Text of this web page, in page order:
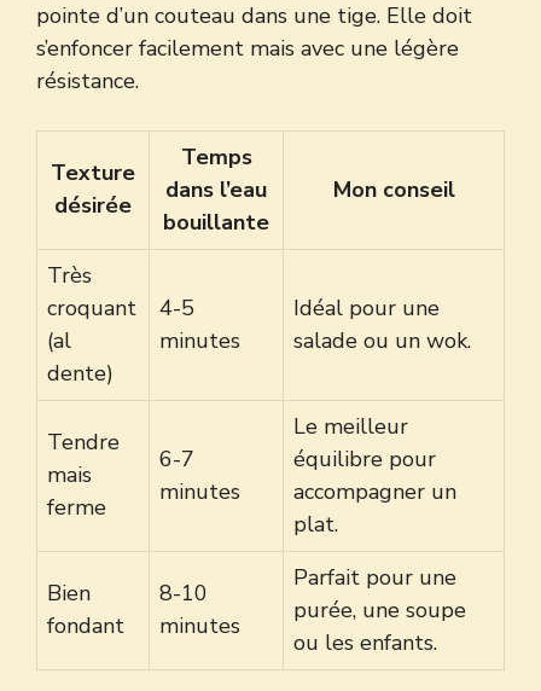
pointe d’un couteau dans une tige. Elle doit
s’enfoncer facilement mais avec une légère
résistance.
Texture
désirée
Temps
dans l’eau
bouillante
Mon conseil
Très
croquant
(al
dente)
4-5
minutes
Idéal pour une
salade ou un wok.
Tendre
mais
ferme
6-7
minutes
Le meilleur
équilibre pour
accompagner un
plat.
Bien
fondant
8-10
minutes
Parfait pour une
purée, une soupe
ou les enfants.